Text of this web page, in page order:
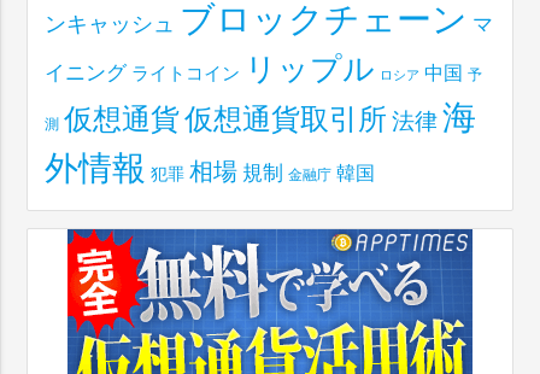
ンキャッシュ ブロックチェーン マ
イニング ライトコイン リップル ロシア 中国 予
測 仮想通貨仮想通貨取引所 法律 海
外情報 犯罪 相場 規制 金融庁 韓国